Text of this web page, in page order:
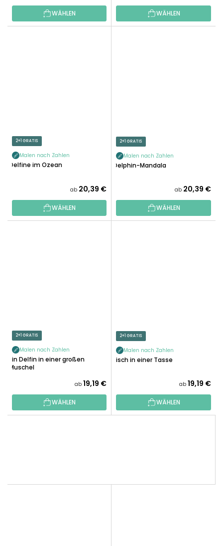
WÄHLEN WÄHLEN
2+1 GRATIS
Malen nach Zahlen
Delfine im Ozean
ab 20,39 €
WÄHLEN
2+1 GRATIS
Malen nach Zahlen
Delphin-Mandala
ab 20,39 €
WÄHLEN
2+1 GRATIS
Malen nach Zahlen
Ein Delfin in einer großen
Muschel
ab 19,19 €
WÄHLEN
2+1 GRATIS
Malen nach Zahlen
Fisch in einer Tasse
ab 19,19 €
WÄHLEN